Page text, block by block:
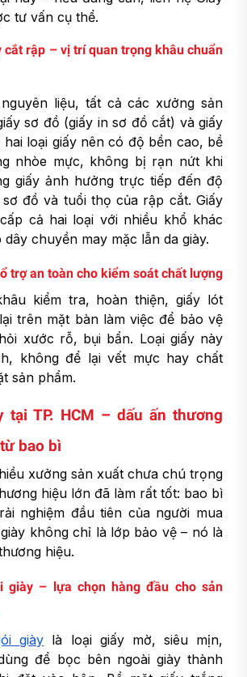
tư vấn cụ thể.
cắt rập – vị trí quan trọng khâu chuẩn
liệu, tất cả các xưởng sản
sơ đồ (giấy in sơ đồ cắt) và giấy
loại giấy nên có độ bền cao, bề
nhòe mực, không bị rạn nứt khi
giấy ảnh hưởng trực tiếp đến độ
đồ và tuổi thọ của rập cắt. Giấy
cả hai loại với nhiều khổ khác
chuyền may mặc lẫn da giày.
trợ an toàn cho kiểm soát chất lượng
kiểm tra, hoàn thiện, giấy lót
trên mặt bàn làm việc để bảo vệ
xước rỗ, bụi bẩn. Loại giấy này
không để lại vết mực hay chất
sản phẩm.
tại TP. HCM – dấu ấn thương
bao bì
xưởng sản xuất chưa chú trọng
hiệu lớn đã làm rất tốt: bao bì
nghiệm đầu tiên của người mua
không chỉ là lớp bảo vệ – nó là
hiệu.
giày – lựa chọn hàng đầu cho sản
giày là loại giấy mờ, siêu mịn,
để bọc bên ngoài giày thành